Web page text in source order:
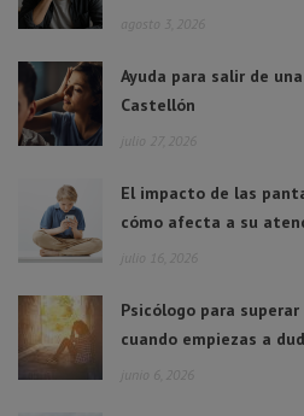
agosto 3, 2026
Ayuda para salir de
Castellón
julio 27, 2026
El impacto de las
cómo afecta a su
julio 16, 2026
Psicólogo para
cuando empiezas a
junio 6, 2026